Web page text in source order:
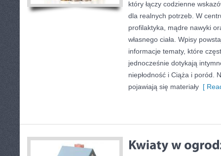
który łączy codzienne
dla realnych potrzeb. W
profilaktyka, mądre nawyki
własnego ciała. Wpisy
informacje tematy, które
jednocześnie dotykają
niepłodność i Ciąża i poród.
pojawiają się materiały [